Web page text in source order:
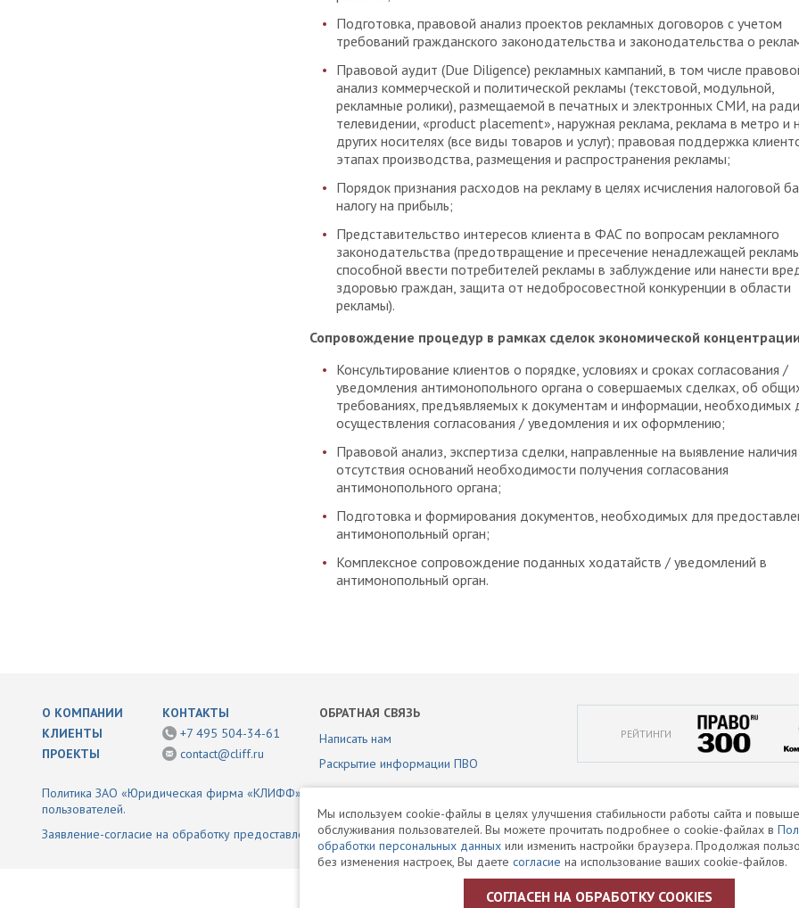
Подготовка, правовой анализ проектов рекламных договоров с учетом
требований гражданского законодательства и законодательства о
Правовой аудит (Due Diligence) рекламных кампаний, в том числе
анализ коммерческой и политической рекламы (текстовой, модульной,
рекламные ролики), размещаемой в печатных и электронных СМИ, на
телевидении, «product placement», наружная реклама, реклама в метро и
других носителях (все виды товаров и услуг); правовая поддержка
этапах производства, размещения и распространения рекламы;
Порядок признания расходов на рекламу в целях исчисления налоговой
налогу на прибыль;
Представительство интересов клиента в ФАС по вопросам рекламного
законодательства (предотвращение и пресечение ненадлежащей
способной ввести потребителей рекламы в заблуждение или нанести
здоровью граждан, защита от недобросовестной конкуренции в области
рекламы).
Сопровождение процедур в рамках сделок экономической концентрации
Консультирование клиентов о порядке, условиях и сроках согласования /
уведомления антимонопольного органа о совершаемых сделках, об
требованиях, предъявляемых к документам и информации, необходимых
осуществления согласования / уведомления и их оформлению;
Правовой анализ, экспертиза сделки, направленные на выявление
отсутствия оснований необходимости получения согласования
антимонопольного органа;
Подготовка и формирования документов, необходимых для
антимонопольный орган;
Комплексное сопровождение поданных ходатайств / уведомлений в
антимонопольный орган.
О КОМПАНИИ
КЛИЕНТЫ
ПРОЕКТЫ
КОНТАКТЫ
+7 495 504-34-61
contact@cliff.ru
ОБРАТНАЯ СВЯЗЬ
Написать нам
Раскрытие информации ПВО
РЕЙТИНГИ
Политика ЗАО «Юридическая фирма «КЛИФФ» в отношении обработки персональных данных
пользователей.
Заявление-согласие на обработку предоставленной информации
Мы используем cookie-файлы в целях улучшения стабильности работы сайта и
обслуживания пользователей. Вы можете прочитать подробнее о cookie-файлах в
обработки персональных данных или изменить настройки браузера. Продолжая
без изменения настроек, Вы даете согласие на использование ваших cookie-файлов.
СОГЛАСЕН НА ОБРАБОТКУ COOKIES